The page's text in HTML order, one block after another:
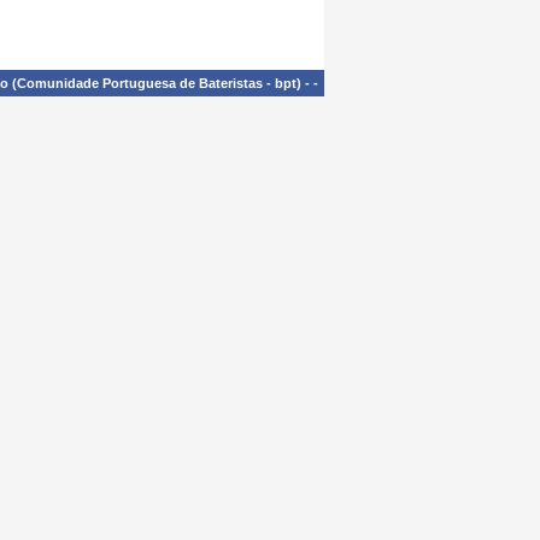
(Comunidade Portuguesa de Bateristas - bpt) - -